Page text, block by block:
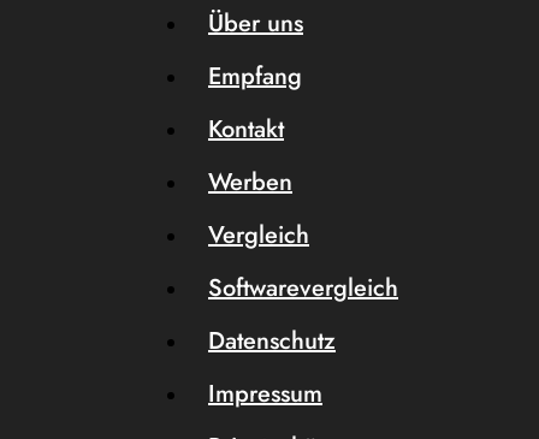
Über uns
Empfang
Kontakt
Werben
Vergleich
Softwarevergleich
Datenschutz
Impressum